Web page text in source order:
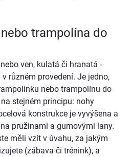
trampolína do
ven, kulatá či hranatá -
různém provedení. Je jedno,
nebo trampolínu do
stejném principu: nohy
konstrukce je vyvýšena a
pružinami a gumovými lany.
měli vzít v úvahu, za jakým
(zábava či trénink), a